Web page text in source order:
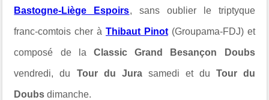
Bastogne-Liège Espoirs, sans oublier le triptyque
franc-comtois cher à Thibaut Pinot(Groupama-FDJ) et
composé de la Classic Grand Besançon Doubs
vendredi, du Tour du Jurasamedi et du Tour du
Doubs dimanche.